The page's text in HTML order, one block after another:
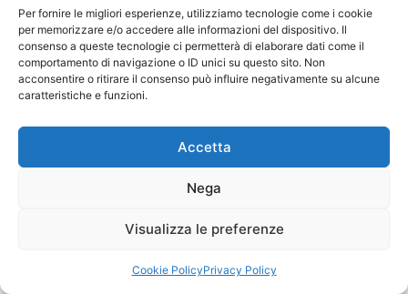
Per fornire le migliori esperienze, utilizziamo tecnologie come i cookie
per memorizzare e/o accedere alle informazioni del dispositivo. Il
consenso a queste tecnologie ci permetterà di elaborare dati come il
comportamento di navigazione o ID unici su questo sito. Non
acconsentire o ritirare il consenso può influire negativamente su alcune
caratteristiche e funzioni.
Accetta
Nega
Visualizza le preferenze
Cookie PolicyPrivacy Policy
Copyright © 2026 Il Gatto Blu Giochi educativi Montessori e